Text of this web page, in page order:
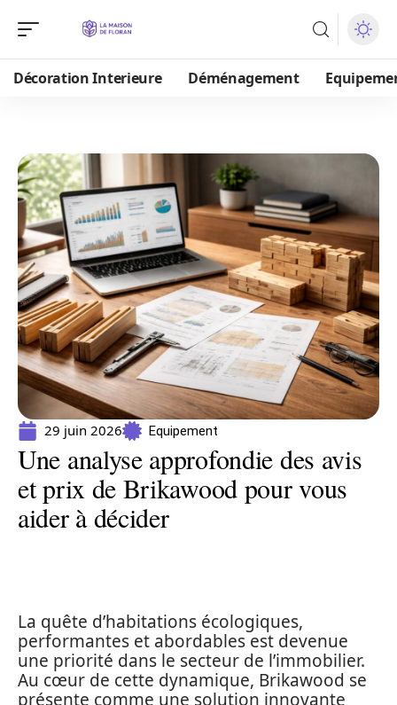
Décoration Interieure Déménagement
29 juin 2026 Equipement
Une analyse approfondie des avis
et prix de Brikawood pour vous
aider à décider
La quête d’habitations écologiques,
performantes et abordables est devenue
une priorité dans le secteur de l’immobilier.
Au cœur de cette dynamique, Brikawood se
présente comme une solution innovante